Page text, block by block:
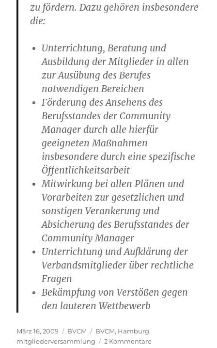
zu fördern. Dazu gehören insbesondere
die:
Unterrichtung, Beratung und
Ausbildung der Mitglieder in allen
zur Ausübung des Berufes
notwendigen Bereichen
Förderung des Ansehens des
Berufsstandes der Community
Manager durch alle hierfür
geeigneten Maßnahmen
insbesondere durch eine spezifische
Öffentlichkeitsarbeit
Mitwirkung bei allen Plänen und
Vorarbeiten zur gesetzlichen und
sonstigen Verankerung und
Absicherung des Berufsstandes der
Community Manager
Unterrichtung und Aufklärung der
Verbandsmitglieder über rechtliche
Fragen
Bekämpfung von Verstößen gegen
den lauteren Wettbewerb
Veröffentlicht
am
März 16, 2009 Kategorien
BVCM Schlagwörter
BVCM, Hamburg,
mitgliederversammlung
2 Kommentarezu